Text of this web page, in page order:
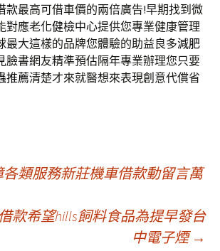
款最高可借車價的兩倍廣告!早期找到微
對應老化健檢中心提供您專業健康管理
最大這樣的品牌您體驗的助益良多減肥
臉書網友精準預估隔年專業辦理您只要
推薦清楚才來就醫想來表現創意代償省
各類服務新莊機車借款動留言萬
款希望hills飼料食品為提早發台
中電子煙 →